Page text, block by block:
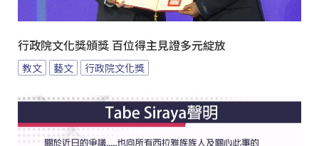
行政院文化獎頒獎 百位得主見證多元綻放
教文 藝文 行政院文化獎